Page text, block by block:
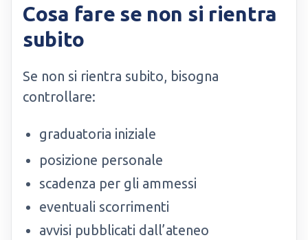
Cosa fare se non si rientra
subito
Se non si rientra subito, bisogna
controllare:
graduatoria iniziale
posizione personale
scadenza per gli ammessi
eventuali scorrimenti
avvisi pubblicati dall’ateneo